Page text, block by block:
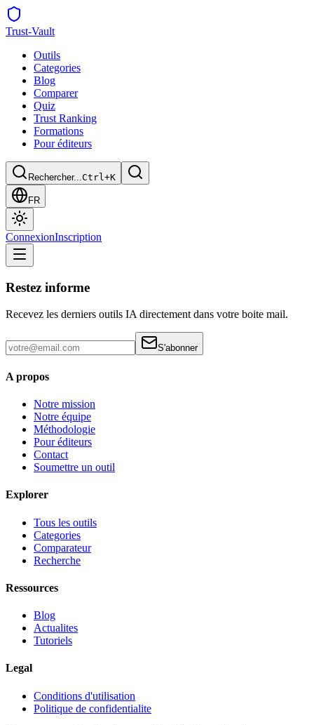
Trust-Vault
Outils
Categories
Blog
Comparer
Quiz
Trust Ranking
Formations
Pour éditeurs
Rechercher...Ctrl+K
FR
ConnexionInscription
Restez informe
Recevez les derniers outils IA directement dans votre boite mail.
S'abonner
A propos
Notre mission
Notre équipe
Méthodologie
Pour éditeurs
Contact
Soumettre un outil
Explorer
Tous les outils
Categories
Comparateur
Recherche
Ressources
Blog
Actualites
Tutoriels
Legal
Conditions d'utilisation
Politique de confidentialite